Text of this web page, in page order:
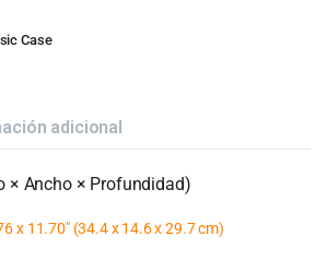
Case
adicional
× Ancho × Profundidad)
x 11.70″(34.4 x 14.6 x 29.7 cm)